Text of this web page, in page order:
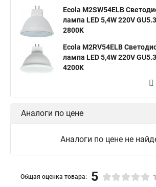
Ecola M2SW54ELB
лампа LED 5,4W 220V GU5.3
2800K
Ecola M2RV54ELB
лампа LED 5,4W 220V GU5.3
4200K
Аналоги по цене
Аналоги по цене не
Общая оценка товара: 5 1